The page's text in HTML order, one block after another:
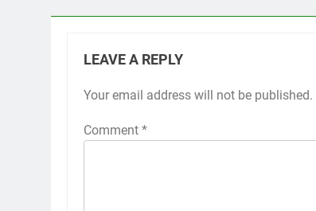
LEAVE A REPLY
Your email address will not be published.
Comment *